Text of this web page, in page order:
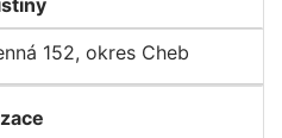
152, okres Cheb